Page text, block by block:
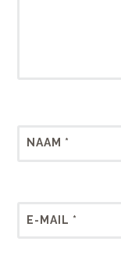
NAAM *
E-MAIL *